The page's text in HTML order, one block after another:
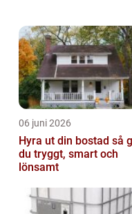
06 juni 2026
Hyra ut din bostad så gör
du tryggt, smart och
lönsamt